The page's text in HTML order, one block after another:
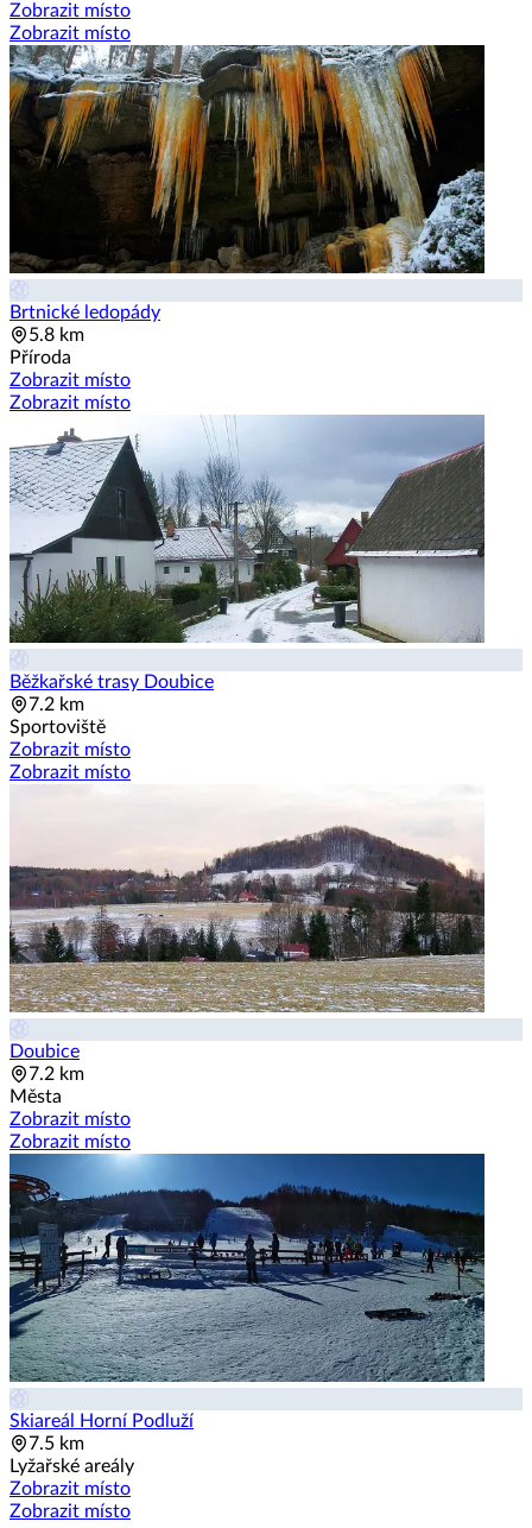
Zobrazit místo
Zobrazit místo
Brtnické ledopády
5.8 km
Příroda
Zobrazit místo
Zobrazit místo
Běžkařské trasy Doubice
7.2 km
Sportoviště
Zobrazit místo
Zobrazit místo
Doubice
7.2 km
Města
Zobrazit místo
Zobrazit místo
Skiareál Horní Podluží
7.5 km
Lyžařské areály
Zobrazit místo
Zobrazit místo